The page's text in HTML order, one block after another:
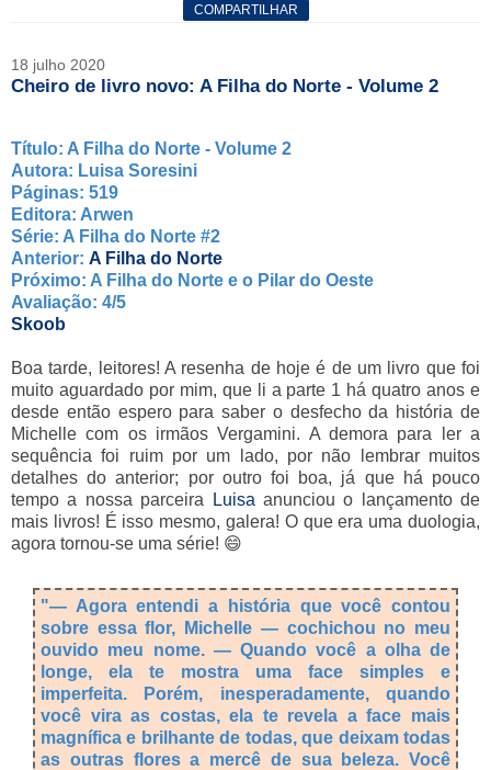
COMPARTILHAR
18 julho 2020
Cheiro de livro novo: A Filha do Norte - Volume 2
Título: A Filha do Norte - Volume 2
Autora: Luisa Soresini
Páginas: 519
Editora: Arwen
Série: A Filha do Norte #2
Anterior: A Filha do Norte
Próximo: A Filha do Norte e o Pilar do Oeste
Avaliação: 4/5
Skoob
Boa tarde, leitores! A resenha de hoje é de um livro que foi
muito aguardado por mim, que li a parte 1 há quatro anos e
desde então espero para saber o desfecho da história de
Michelle com os irmãos Vergamini. A demora para ler a
sequência foi ruim por um lado, por não lembrar muitos
detalhes do anterior; por outro foi boa, já que há pouco
tempo a nossa parceira
Luisa anunciou o lançamento de
mais livros! É isso mesmo, galera! O que era uma duologia,
agora tornou-se uma série! 😄
"— Agora entendi a história que você contou
sobre essa flor, Michelle — cochichou no meu
ouvido meu nome. — Quando você a olha de
longe, ela te mostra uma face simples e
imperfeita. Porém, inesperadamente, quando
você vira as costas, ela te revela a face mais
magnífica e brilhante de todas, que deixam todas
as outras flores a mercê de sua beleza. Você